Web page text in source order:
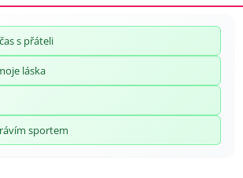
s přáteli
láska
sportem